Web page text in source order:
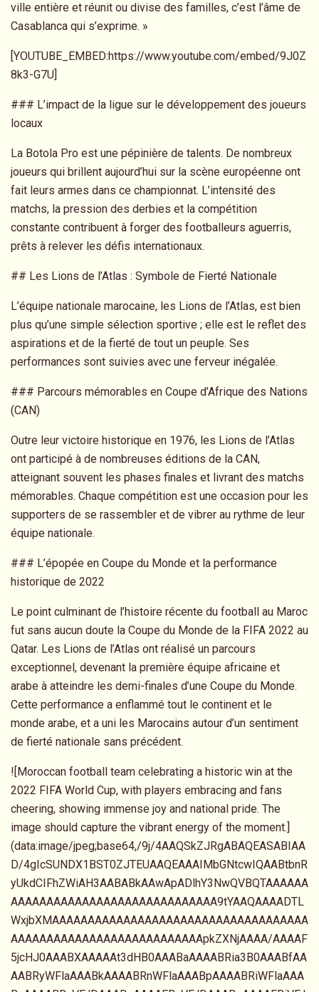
ville entière et réunit ou divise des familles, c’est l’âme de
Casablanca qui s’exprime. »
[YOUTUBE_EMBED:https://www.youtube.com/embed/9J0Z
8k3-G7U]
### L’impact de la ligue sur le développement des joueurs
locaux
La Botola Pro est une pépinière de talents. De nombreux
joueurs qui brillent aujourd’hui sur la scène européenne ont
fait leurs armes dans ce championnat. L’intensité des
matchs, la pression des derbies et la compétition
constante contribuent à forger des footballeurs aguerris,
prêts à relever les défis internationaux.
## Les Lions de l’Atlas : Symbole de Fierté Nationale
L’équipe nationale marocaine, les Lions de l’Atlas, est bien
plus qu’une simple sélection sportive ; elle est le reflet des
aspirations et de la fierté de tout un peuple. Ses
performances sont suivies avec une ferveur inégalée.
### Parcours mémorables en Coupe d’Afrique des Nations
(CAN)
Outre leur victoire historique en 1976, les Lions de l’Atlas
ont participé à de nombreuses éditions de la CAN,
atteignant souvent les phases finales et livrant des matchs
mémorables. Chaque compétition est une occasion pour les
supporters de se rassembler et de vibrer au rythme de leur
équipe nationale.
### L’épopée en Coupe du Monde et la performance
historique de 2022
Le point culminant de l’histoire récente du football au Maroc
fut sans aucun doute la Coupe du Monde de la FIFA 2022 au
Qatar. Les Lions de l’Atlas ont réalisé un parcours
exceptionnel, devenant la première équipe africaine et
arabe à atteindre les demi-finales d’une Coupe du Monde.
Cette performance a enflammé tout le continent et le
monde arabe, et a uni les Marocains autour d’un sentiment
de fierté nationale sans précédent.
![Moroccan football team celebrating a historic win at the 2022 FIFA World Cup, with players embracing and fans cheering, showing immense joy and national pride. The image should capture the vibrant energy of the moment.](data:image/jpeg;base64,/9j/4AAQSkZJRgABAQEASABIAAD/4gIcSUNDX1BST0ZJTEUAAQEAAAIMbGNtcwIQAABtbnRyUkdCIFhZWiAH3AABABkAAwApADlhY3NwQVBQTAAAAAAAAAAAAAAAAAAAAAAAAAAAAAAAAAAA9tYAAQAAAADTLWxjbXMAAAAAAAAAAAAAAAAAAAAAAAAAAAAAAAAAAAAAAAAAAAAAAAAAAAAAAAAAAAAAAApkZXNjAAAA/AAAAF5jcHJ0AAABXAAAAAt3dHB0AAABaAAAABRia3B0AAABfAAAABRyWFlaAAABkAAAABRnWFlaAAABpAAAABRiWFlaAAABuAAAABRyVFJDAAABzAAAAEBnVFJDAAABzAAAAEBiVFJDAAABzAAAAEBkZXNjAAAAAAAAAANjMgAAAAAAAAAAAAAAAAAAAAAAAAAAAAAAAAAAAAAAAAAAAAAAAAAAAAAAAAAAAAAAAAAAAAAAAAAAAAAAAAAAAAAAAAAAAAAAAAAAAAAAAAAAAAB0ZXh0AAAAAElYAABYWVogAAAAAAAA9tYAAQAAAADTLVhZWiAAAAAAAAADFgAAAzMAAAKkWFlaIAAAAAAAAG+iAAA49QAAA5BYWVogAAAAAAAAYpkAALeFAAAY2lhZWiAAAAAAAAAkoAAAD4QAALbPY3VydgAAAAAAAAAaAAAAywHJA2MFkghrC/YQPxVRGzQh8SmQMhg7kkYFUXdd7WtwegWJsZp8rGm/fdPD6TD////bAIQABQYGBwkHCgsLCg0ODQ4NExIQEBITHRUWFRYVHSsbIBsbIBsrJi4mIyYuJkQ2MDA2RE9CP0JPX1VVX3hyeJyc0gEFBgYHCQcKCwsKDQ4NDg0TEhAQEhMdFRYVFhUdKxsgGxsgGysmLiYjJi4mRDYwMDZET0I/Qk9fVVVfeHJ4nJzS/8IAEQgCbwOsAwEiAAIRAQMRAf/EAC8AAAEFAQEBAQAAAAAAAAAAAAUCAwQGBwEIAAkBAQAAAAAAAAAAAAAAAAAAAAD/2gAMAwEAAhADEAAAAPKjjPxIkwVBBcB0JdgPEyaHfL8by6eaHIpxUthioEy9lM3ll/j0uOXtmloLkxV2S93/ABvUjd/k9O/I+FjCDJg+5ZrpxL4j4XxCBxLTQ+mK2Kq1haM7haagy2+z2g/WLTnxVMnr9XDbFMfLy+9qx5wR9BJj4VZcTlIsxoFFB1EsJGuyi42vFpB6Et3kg0eyjvkKym8EcnsJdGASiWLUNHM51ksUqXa6SQ6fsMQ81D/Tok81Rt9aKXnnoiUZA/pNoMMqXp508pHPT4AwE3rVXMGu+rzTByW8ZgZi7qBQzEhqZgz5zW7KYcT2swY1M1tZnxS2qApGfJIiiTp+TPY0geU08d464NLlPEJx6QLMWWURZIKWSp3J5wmOmhBEJgVAkNEZUlAQ2jCd0N5+6g793ghXySt2B9oqiKdWj0CqMsdb+6R+rGnWCHQMyagkN6VXiyH8+vwxQ9DQeb8h95RD84BQ40DJLsMc5KnCSteZPV3n255oWUfXJYY+iJJahtgLBtFY9HkKJeOFWGX6Oecci3XBi7HxmqA2pFNtM5PX94y+k75jZmq82+NgKSK2N3SZbCnxb9WyqRj+SmluZjfyXRLlgR6Km4rbzRX2JB2VBaLMZB38GEZPRvjvxAHHg5GmQZ5MfQ6fkKp7QzOl9ULnjnQoRATy1wR5s65P4NyXXzj/AN0efhNhP4TwlMR4hJ5EbLbunnD0gb2n7451KRxKOClo+FRpHTBNePUQtceh30ZkOjj6T8IDIqFnxo5ivXAC2EQaG+fKPmHOn5YRSkQVxDxC46yWM/QXi6gR/A1Y896X+MuxFXL1iQbp6Z8KaoetHcLspp7FLrILwc5UTVa7WbSegdHxXWgl82s+oV4yY882qqQC1aDmHqAtcuNIOxn+AjFd/wAfMk0PJqwS7+c2cpFymdLLxj4fp9jrZZSYcud+++Pvvvj4dNEkQhBnhBxl0/IV7nSTIHumk0zTN1PH1j9F1MwQpZBYGk2itE8tFUEGgSCzOU94s6g3AhEk8B6nWix775isJ7774es565T5tuBsCavaD7iuCFfcFuNRysxxVMNl7QZpD0IZaiNX7WkFE+dEod6J+acEPJ+Py7AnwgRkRFHzfI5KdhcCMN50TY+CQuCZWOyIUoJHqzKL6SpSy7Rx5grY66RCITESC7X/ABeyG8ycMjGtZaAAHQ/IwYvWZzTfTHneYb2nAum55xUAhIjx+FmN0gkaKRzO/lynPlwbNJngfYITwUXWpQbaBwQ2OgcCs0PLDDwtw/KhcngzyQsZNC3T3xrf5ebme1fJFzEljqXqIWeX8k3HEwA6LZDHG5JEan9B0xbg3OHxCwGs+v5JXG6CoESKFnw7podywlw9T3/w3GP0dg+ArWel6LncIu1ppd5BXojE9qEqUobdaUK5zh8r5Qltzh+YtctldHIpKeAVSYQtXZAmahkdci9JDnVEVMiWRJfZRLKtDSdCYUNkopklfHQ5wpW5IfbHxB+Ijgy3LYFNt9JMkWonSIjY59G4KekOCXmZhLu1TKmzT8hnl9K0WcXZdPcLI7V1Fj4DUHpYBwOS626WZVcQfnjJmoGXHUCOuvEdaUEp2O+WayZ80aECqvQjDaknz8dJOeE/CZ8BRYUjd4MfM2qnk4gJvp5/+1aolY+tdfI895oekA5gZEiWwxwM4GGRzpZ9RxJR6pvfhqcfolN/OU6e/O+Lb6elFZNoYV6r4/M6p3aoE0rXVE4PN6IlNLFxSDI19ZOlYlGUkBh9RPsw4UfdurxRkmGyDaqxcwzVbVQSRY4oMegp6cbWo7Jg/HVuRiW92MdjqeIy5KDkhh0lzBs0IGgMoOvgJAdmV+WWGXXJRYXAEsLujY5ZmAHxZiFLeLAzWo55tsgxgcC2cWdkQCQNdNvldLKjkN+UUAEG/wBrMQa0yng5yLLGEzoglK/htXzxclw5IslWqgfoojxTtg55W9e+XQMTEKNqY2K5nifv6OeFTPIQxRZhkC3leRtIsyufu1OM9MymhUWTwGArXVi226iAyS2XKFHRcJpRuaMkzpVsig1F3UUBiSICZAASLNEjMEmMMfPQbvBJTh8gmALiYKlepu25CRYw/pwlXviY1F6FhfVEiE84RTY/pNWWrZPXEMFfkLlEd9fwt5p4cdXLEyfnByQh0cXHWFkwHSRwZLHUstD0XkcqNRtd8MfF7TnBXlSx5OKLrZaeQ4gonFuRTppZoht3uqjQxY4gyY8UkskEEGXGklllMOlerhIUPLZSTWvlHetqJFgrLhsQrMXyAmWki6nm/wAfoCU/POyGnwMYKhjgWMG0BoRZNewT0kBMB9C+ego+H4XPtPWXRFQWHOB0F9fp8sjVHS45Tvrf8UO3u/FZPTHzVg0FA0+HZNLk4wZNSyB6YVpNnbKu8R+OPznAeqCaBD6FiW7dLAPJo85Gs8sqstYYKSqOdDHRDgYWHJE6SGnnVh2yVJDPE9qPKGJo+IGYZeIMjIbAOdBWsmwiZootc0eYZVCJsjcqQOLvZ8qJGgQaYaOmwIovFFtFqMDHajSwO+QfHVsWgGOW4cZ1B0eslbcjPEhfEhsIhIlUpBxfVCec4K5AJj0iNIEyVxSZGWsiQyUoifWEUDWzhgrQ+9iyvuFXwK4TWQmJbY1MbljcKbJI5yr7CZ+zIBnT9dmhE2iGKbIDwCdHEAtBDRTRKjtVKMnNxSI5FalhuGK+LPLjNghc2QOgWzQ5d6rZhNCuzRmRM/GARMqMB5Q4FBb/AAcELGJSSxk+IBnTQ8YMCI5cLRmtzBwaEcMltuLyT0ZS6YbCsInGLjULIQKoUDV05FPWQpZGQ6RA5MuDrJn5A1TLLpq558O2cKVixARxbIxCSWcKxVjP13kOVyU8sHj7iQKsszHKxMnOAyIa4InQnSE/woV6WQinHHOhLcsesQ9zM9NK7HhPBUQiYTGlDgvGnU8Kzg0McfYOHzsAkWu81WMWquS6aJDGnBKi9NCpKK+Hq+42D7SBOhitvJCNOkzAZLbaOJTLFjz48dEWRsSP+dHbiMBl3qY22EcLba6Bglh6NkGRgYislAXOkEyvkxzhF+YnDrA+UQ2ExAmGFrMqdMIILpqshQnVZBo+iefnTeU4YZL9YKBaw5VtFGAMPeoILrekVEjkADRZzgKnlsqV1rhDcTKJcPrQUg1e1EKLoufE5yxMB0bB9JHlCZs+fARtUEJwjTZG5U7MFa2VJFMlEbgV+c/WyygPQ+Dg6GMmk9bfRkDYODjNnGA4BcphRnbOop5mKaOniNzMpimIoIF2aeAob9cL0SQWKmPtiSljricCFggXk8s2C8ZEaTBRCEA7W4Q4BgKH6ncJRSCc90fDE5wHcLWwDw9O4ea7SfrYbTWLQDwVgUOixDwMMwRpMMU+wk2vGAYcP1ZshjbSKL7nPrzz0Vui+nM0MJb2oUZD9otXBEpPxPmxkBEnFtIQl5v8aVesDZNCFVJw12FR55reT3i2GTi7RNKfMdUPhywE1X7PZZoNLZlEvTMqeLHOyfSShMXGeA2zNnMnVe6QSSMQiDSMGQPkKvo5ooapdMVOatSyDU7E+RiJDgOrtplFHt/wohGpjQVL0HSguVqgEs2PbPnZV3jEEWKtlaGD64YkoJWXBINRpV/z9JKKeZtTIdf1ICZFe7HWjswtVzRcYs7BWiK3hl8KcBl9gQi/ZbdM7NlqFQJA6I1ZARJCEBx+I+EREGOSWo50r0hcoHLPJINWvQQ2kfklpL1mFlrwt3ixEiNJIoezPlGg6a4NVjRgJnQXWK4Z6M1BZTq3qwgoHbwTM976N87HDH0cNGQQYOkc+fNFkZdJL5bczklsfp0I0TRcFuhC0igCAsXaaFxu2IFV4hBH4V0hBd+l2IsmHXLfjz/MuOPGg1oRcQAyZSUtd3JgB4hIExC4Uj2ukKLTm+9xgKdwYwFo8uAaBVj8ECzDtJCgey1wcsUNIRrRKcQIetUUrvI/SSuFGCljoHCTOYaIJ0YMLpChjidds9FHoe0eU2T0RlVRGhaVVGz0xR8rhFvjVVAdnVDpuNZzYaaCnPkmtuY+SNBn5FEC1gACDfZ2MnjUa0CnDU366lfeNwiDrGXGTQ8qgEiC4tZx+PIJVumXMqp22Syk+U/cnDxjofohJ4jB+36meN4XrWlmGkdWgGdh7owZsQ0OvFbi24WCU6ASMt5czBnkiwTSsSytdJM2vxC5SqWfLRbqXdRir23PzhC1PEIQmMD7JNrpZh9VDF0G5+aLQ7ErxcO0maEHqLLLTEi2AFtjLiAlydTMjh28YVvmjZyRUslSCo5KBcPSRpUn7ORKIXsY8A1yygSOqwX8y5ve86M+i2yMDpkG1DEKSyO026SzNJuuiCsED6CpA9TcM1b1yOZM7tUUz6+2aOUsdtfDN2o9RFVAoNJbnLWNjvmAkVIVMthXNWC6Z0++OHRduHC2SQD0puvgeIfpRK/PC1nuPnjqzHp/7BbGbA1QS5Y+MTBrrvBjrzoPhHUlDF6oyZlE15goQPXuGLU700o8yZ77bQeIw3vJo8XFfXzZ5n3SzJPKuR/oPEPKUP1oCPErfteonl8F7Thnjwn63lnkys+xjR44t2/GjxUT9UFjyYc9BFjyoQ9C2k8k2HRrsY7XtDdMwlaC8UZu+/FCJ2zhTpV8spSK9ZhwMmP/AAKeIWAFaNMMAKTZHCvOmkg5yU+Q/pjAylST7n3x9MhSDvOfCVo6c4hsdSzDJTkAeGZlaaPM1TYSQCc3gGbS+IY1XEi61mxCCcPtJwyKz2IYCitVeDQ2e2EGiZcp1khQCx5ub1MwG/lDhltmvdPAMK/1kNGaBsITay+nHpc7573csBny4EPZpDAwh6iIeFhh+gT/AOdg8/SNP582c9wI8Vsntvnh349xK8koPW3PJco9IjvMlfPSrfnYceoeeZo56hc8r9PTq/Jqz1jE8nOHryH5DSevpni5s9j/AHjps9ec8jSjeV4C4bwnzyg9CI8/uG8o89zj0uJ8/GTXhOMzzVW6ELNNRShB6CewuuHpOL53mm5RsecNQhZPHNZh52ovsSlzwww3wRE0KqFf4xKIEO4CgA0bNlNY05gzrmiSzMWtACDmmY+suwrNtuBls7lhqGQ7JipfZGX7AZyPsZwRas2gFhqZfgRlEnirDbSdKeHsNzGxKXSundRPFJZjZ6Wt4NIK5cLVQisnEwjVgVCOm3635AsRoQObZCrAZswXYvPRsOEgTJZ65BeK2XtlMBE/hsq6LmwCKzfBpJrheEcB6tRA3QbxNKwM0CrAb444Vkq9FDVc0BoCzLESMtcs5IoU4zCGTdInlev5m+nno7udSMxv2bFyw1azvFdlpFCzQJBNrx2ulocqmqmcxicIr065fAFh0iSnyNQDGpwd0PJdb9aeVw2by8udepdnBBsDOH4B8Wb/AJpUmCeyFKgQYbSQ7HFZOChZo3XmC2AIduajO7ZBKlPM5hYyyDUXoBm4pMzy4gb4UaPeMuGLYTFhneMPOEdk9ejzxajI0zJ2wRDs0C8WOv2uSUXQq/0nQQRsrPtjzKZNBrGyYSVUIdrg/bERgauHZjOtEtggZrPbkVO1Tq4HrGGDjdD9FV80fE9t8xkS206zFBtNpzslkRVtBukVa1mXUZq1FY7oYwI0+0/FaMV26BzWcl2I0qg36rHkWFYZxmxKTbQa4ybAMS1QgcE0ggZXB258yl/UqUCXL5RClWW3yzH7Pb7eYru+dTz0Rj2gsnmmNrFbMGuugyBGa7PDMb054YU6VbZBFsCYh5tJXs0ZRMuDBkxfRSZSbfOSZtcu2ovaKFYzJ6n6GHlO2rMyJTRl6MGYO3qQNwChcyFvVTpnfL5CMg0U+HOS4yx6h7Cs8/XPRh5X9FpkIMVwjLIxOlkA+sDWzVtd85zSxQrTjRdx4uuGmDGqUbFLrii0V+ojC3HaZZy1NYTcy9za7oh2sPAwrAxtJs8TCxp6JmYPbjRJdWqJrzGIIN2jVEUacuhRi/febjR6H7X7iORyYMrcctRQ+IwazmtQcXtRfx1Oklxg1UaW8tldoLCGRGHJAeIGB4SUGDtMHl/ii54e0hM4rdNvIky6D6ewUoZNqERHZdwKE1ZmQO1NUCBBisGyAjFaGFVskLgybcZ81NPgS61O5Be3Y9byxZsQDggyHnlto1grJpEzJNuIA20gTRqI7ajO4p0QFqsLupE3vEb4XqAEEFYrO/5YWLMTJIqBoedKGU+sgEtoskX2XgPqk8+gvUORmPFz9ZLrBIugWoalnwRpx6rln2/Gbyb8KN0YGT8sJGu+Z/W2JmeSZ1NLEMPjiyaJjepmfxW2gXfKHwn26taQUI6tsZ9B5Ftxl+f2/FDbdUwL0keOKxolMKbonxoHDkxg8PARgpFjQC3uR54w6crBHiaNloVlVGzn14z3pbdjw+5h3CPQGNGr3vFtOMKp/qfzoBmSUgEsGjZWraxTh8Fb6oXevla2VF+RfSn3SmWkmibE2V96BYBNsqx4iQ3bGXHHruSM7NCpBXr/AEOWaBQbxnQ9oGe6IMX2lIBlwpz5ecV1CwlERCtxdQlYZLNlW6YySp+d2g0DO7llJpVQuVfK5pDtsNSorZgy0zO+M/Ga+HKkHaiEgfaKoaMKGNnpcJnI4i3LNyB6h833rKB6tWUgOwHDI1B6wBhNjlkvO7nSwcRt3C8ZtfQJm3sTz7u41519KSDFPRQ3EQNn7sQs/wBxsjWAJwi2ARbQcseRHDlFGhJwWGNWg1Zw0yjV+YM8A9LBBHkxEtsiHNTa1oyDzF7E80gYemIXaLFSE3q2NJdbHSDRtAzIkGg06hkWxBowVJKqBcilUJlrpZWGW6Byll5suTXArE23iAD10oQX4hUiijswseTXp4q99q0M29FbQTqQ3dSFGtc8z9rS6IVcTrt3PPd2lX4xmfsoY4aTowKRcYpVPrGoqlS1Lh59z/0XRzH42sBDKbHbpxl9jH1o9uTKXfTzRlHpHCR+8kc4H7Xmd+F12wWYp1f9K5oU1VyUUuvutmm08VJJbo9oNeu/InpMuGO7P59PPY365Ful5Qoswk7DIOwVaxGRCn6uWpt8yEqCbhlha4yTzWaEwsJE3gql+z2zE2DDqgd9SeXmD27nk08eb84Oslb6WmAgFca6MwG/ixwjo4sNdUVAIItBLDVJtuAtnsdiGM0nVEnfEdEKVyykSjH63dTM7CXbIFlkvlD0N6MdpulZ8JFabDBxFNnMklaKwZ1oqLkUbY8YkG9gMvrpfymJlCyUuTSixWbCYp6jP+OnD2Wa8NdPftg/OOefohR/CBQ9IvYL6ZMouem5mUzRVyjSJNNrBbPK3q/CCF98WOXJecGiQor5HqrtRNGNU+9Fdq8AwV0y3dzOBZ2IP755v189K5veYx5I+tWfAtqT0vLM6qkeu3YCMxJ9lBZ5AYcfC2wpF5GtheuNlipei/NMc2TPK6WDMSrnwVotBfNPk5cWN8zzYox5HVa8+LZTIBM1nOB8I3F6m1c0FObtGkfZqo0fudPGjooRAsqKq4WiOCZD7YToe+CzCW4OfJSvoo4hv4mNTSQAkHZJXCLcUOkAcwjlA5Ml2EHtxlU/TnTMI2rxSiPHc5BdYOChg5muwnm2M5rxkBRFsM7+27LiBcQZUv8ALLjSeVx3pvt/8p6MazQ5Mkq0ffxB57d3mQUsPpCTJK/vTZ59m2ZINFXq4GTHzbYzYrZBKBYjAkt5CnJKhQtOqxWRF9rJHRC2UxFz0DBMON6oBM8GDNeM9HXiwmLztePmBv7xjB2HJCl1J1o8UflvNmZSr1azGJOwEDLJen50VetO8K7ENpKdHfZNFpN2oo4ypApxtY4rnSROHkBvj0Ylp5LIvxiIR3mFk2e0SA8S6DivqQ6TSegVwqcm8DgCP0rNBgvRp5oJen+gzGNtpO2FafcIFWl24QLoOm2M8gmN9aMVuWnSzyK9uIIIjLZSgzpXmq8m51DO6YbxF8+xDep/m6Wei38GvBuD3lOWb6FxSAbzBxCQbszjsA9VfeZkln2LyLZTZpeA8NnIYMgLej/L5c9NPeXJB6hzrLYZr+VCQZctDzCuEz1F4kv56nX5YQens2yaEb3Fw2Oa6Qwtg9ALyW9Gw4LmAY3cx5rNHouv4hFLzpOASTcdO8gtnr1zx0g9hZTh7Z6Ai4Ek2l7C1FDhyxJo1ZLVklONSDq+tl8peoGTGZpsyVANoeWmjfBJZPswc6Qyur4yXSuj6OXsdWNYPQoe8ZGZCQzkGesxuIaCEMz9TfnCbLf8b9PGTetvMO+mh10z8YZqXn3UzSqVIHEuaGUV6nXuCcliSxUZEKOGxgmtBEXFmAJVhUCzHKySpjlyKnqoutER91Yw4hsfegOBsfIEEzkL4r575s4hv4XJiOBjkR8gPQFh4hUFFooxNYwXx3Xik3eoWMfQ/wAG+O9IkeYgDRzcArWda1Sywu9IgBk0BOyoQgNO1g6TPh3Qj0fwnpgfE5DDY9xvpR0ADhcKdtAU+Pl9bMJpnrnzsZz63Z4RpVpKmAYz7YGniS7+2M9MMN6TYTNc99N1k8Xp3PIT0r6h8u+gg7m93zww2v3HIyyt1mSXbT80mEUnRmy76V5e2oVo+dmSi1xw4eholTljwmFSw2UzWSWMOfEE1KXRECWIHkMxyTyMs65Zi5Q3Q9mHDY5R1pPDi0pFzYE8JVyzVw40v4VFVCJKY/CQtj4ldaIAOSxwkfQ1EuUHEE2